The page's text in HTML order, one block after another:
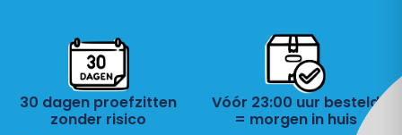
30 dagen proefzitten
zonder risico
Vóór 23:00 uur besteld
= morgen in huis